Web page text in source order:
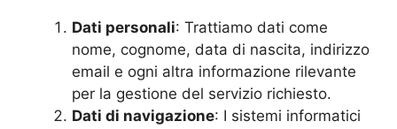
Dati personali: Trattiamo dati come
nome, cognome, data di nascita, indirizzo
email e ogni altra informazione rilevante
per la gestione del servizio richiesto.
Dati di navigazione: I sistemi informatici